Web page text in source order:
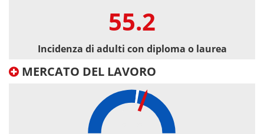
55.2
Incidenza di adulti con diploma o laurea
MERCATO DEL LAVORO